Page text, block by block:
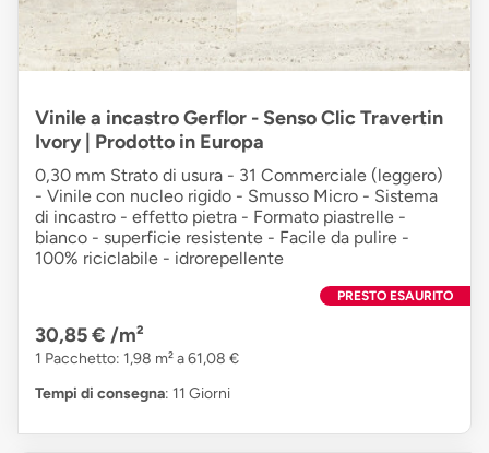
Vinile a incastro Gerflor - Senso Clic Travertin
Ivory | Prodotto in Europa
0,30 mm Strato di usura - 31 Commerciale (leggero)
- Vinile con nucleo rigido - Smusso Micro - Sistema
di incastro - effetto pietra - Formato piastrelle -
bianco - superficie resistente - Facile da pulire -
100% riciclabile - idrorepellente
PRESTO ESAURITO
30,85 € /m²
1 Pacchetto: 1,98 m² a 61,08 €
Tempi di consegna: 11 Giorni